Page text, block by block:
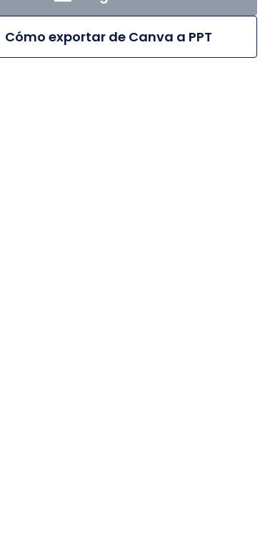
Cómo exportar de Canva a PPT